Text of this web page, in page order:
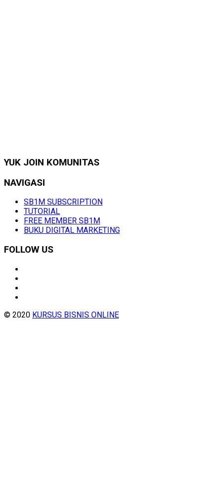
YUK JOIN KOMUNITAS
NAVIGASI
SB1M SUBSCRIPTION
TUTORIAL
FREE MEMBER SB1M
BUKU DIGITAL MARKETING
FOLLOW US
© 2020 KURSUS BISNIS ONLINE